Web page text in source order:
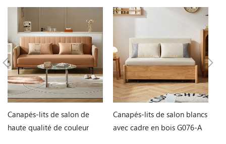
Canapés-lits de salon de
haute qualité de couleur
Canapés-lits de salon blancs
avec cadre en bois G076-A